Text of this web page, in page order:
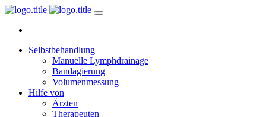
Selbstbehandlung
Manuelle Lymphdrainage
Bandagierung
Volumenmessung
Hilfe von
Ärzten
Therapeuten